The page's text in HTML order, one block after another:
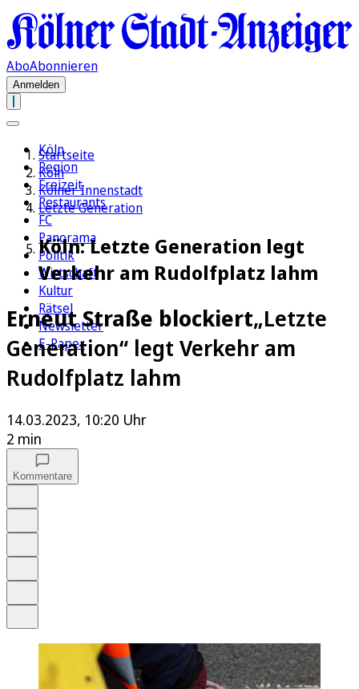
AboAbonnieren
Anmelden
Köln
Region
Freizeit
Restaurants
FC
Panorama
Politik
Wirtschaft
Kultur
Rätsel
Newsletter
E-Paper
Startseite
Köln
Kölner Innenstadt
Letzte Generation
Köln: Letzte Generation legt
Verkehr am Rudolfplatz lahm
Erneut Straße blockiert„Letzte
Generation“ legt Verkehr am
Rudolfplatz lahm
14.03.2023, 10:20 Uhr
2 min
Kommentare